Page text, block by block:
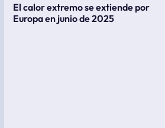
El calor extremo se extiende por
Europa en junio de 2025